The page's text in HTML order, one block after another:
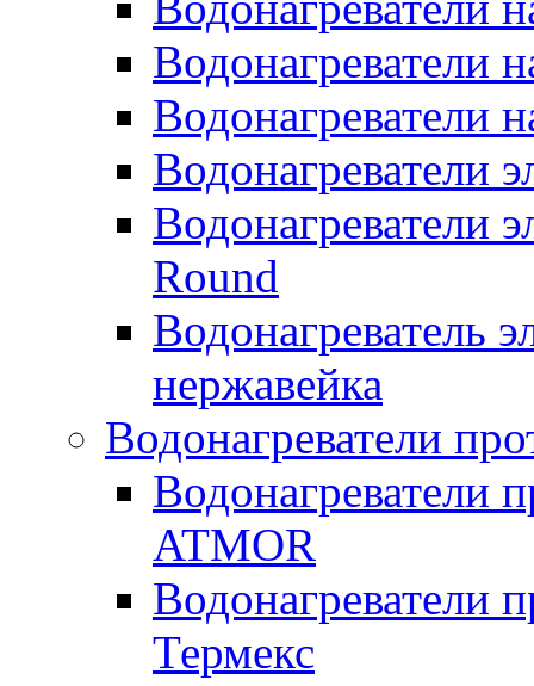
Водонагреватели
Водонагреватели
Водонагреватели
Водонагреватели
Round
Водонагреватель
нержавейка
Водонагреватели
Водонагреватели
ATMOR
Водонагреватели
Термекс